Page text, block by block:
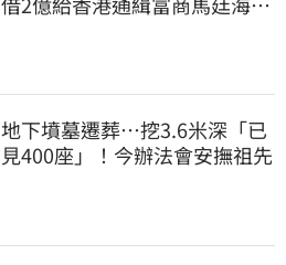
地下墳墓遷葬…挖3.6米深「已
見400座」！今辦法會安撫祖先